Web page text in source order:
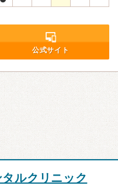
公式サイト
ルクリニック